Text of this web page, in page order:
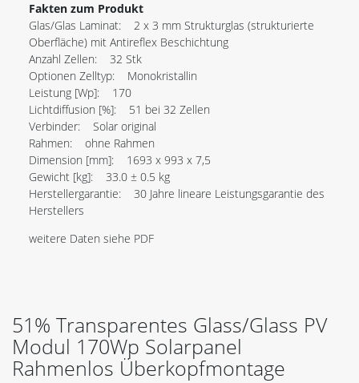
Fakten zum Produkt
Glas/Glas Laminat: 2 x 3 mm Strukturglas (strukturierte
Oberfläche) mit Antireflex Beschichtung
Anzahl Zellen: 32 Stk
Optionen Zelltyp: Monokristallin
Leistung [Wp]: 170
Lichtdiffusion [%]: 51 bei 32 Zellen
Verbinder: Solar original
Rahmen: ohne Rahmen
Dimension [mm]: 1693 x 993 x 7,5
Gewicht [kg]: 33.0 ± 0.5 kg
Herstellergarantie: 30 Jahre lineare Leistungsgarantie des
Herstellers
weitere Daten siehe PDF
51% Transparentes Glass/Glass PV
Modul 170Wp Solarpanel
Rahmenlos Überkopfmontage